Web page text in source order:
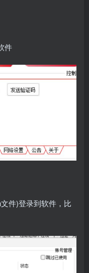
件
件)登录到软件，比